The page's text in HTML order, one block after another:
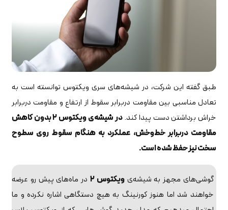
طبق گفته این شرکت، در شیشه‌های سری ویکتوس توانسته است به
تعادل مناسبی بین مقاومت دربرابر سقوط از ارتفاع و مقاومت دربرابر
خراش برداشتن دست پیدا کند.
در شیشه‌ی ویکتوس ۲ بدون کاهش
مقاومت دربرابر خط‌و‌خش، عملکرد به هنگام سقوط روی سطوح
سخت نیز حفظ شده است.
گوشی‌های مجهز به شیشه‌یویکتوس ۲
در ماه‌های پیش رو عرضه
خواهند شد اما هنوز کورنینگ به هیچ دستگاهی اشاره نکرده و ما